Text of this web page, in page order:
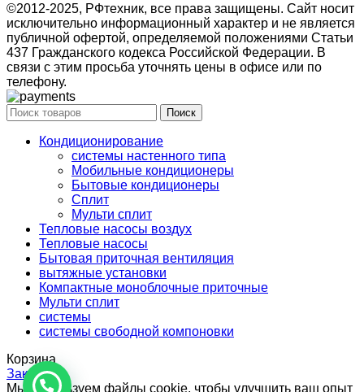
©2012-2025, РФтехник, все права защищены. Сайт носит
исключительно информационный характер и не является
публичной офертой, определяемой положениями Статьи
437 Гражданского кодекса Российской Федерации. В
связи с этим просьба уточнять цены в офисе или по
телефону.
Поиск
Кондиционирование
системы настенного типа
Мобильные кондиционеры
Бытовые кондиционеры
Сплит
Мульти сплит
Тепловые насосы воздух
Тепловые насосы
Бытовая приточная вентиляция
вытяжные установки
Компактные моноблочные приточные
Мульти сплит
системы
системы свободной компоновки
Корзина
Закрыть
Мы используем файлы cookie, чтобы улучшить ваш опыт